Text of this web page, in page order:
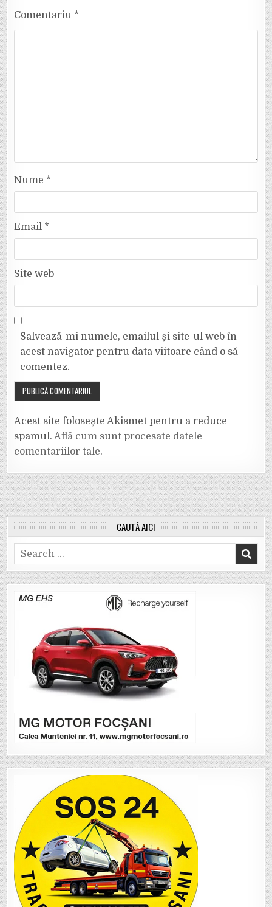
Comentariu *
Nume *
Email *
Site web
Salvează-mi numele, emailul și site-ul web în
acest navigator pentru data viitoare când o să
comentez.
Acest site folosește Akismet pentru a reduce
spamul.Află cum sunt procesate datele
comentariilor tale.
CAUTĂ AICI
Search
for: